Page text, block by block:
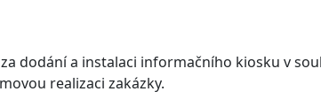
dodání a instalaci informačního kiosku v
realizaci zakázky.